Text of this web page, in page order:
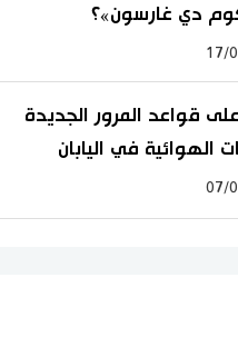
دي غارسون»؟
17/
قواعد المرور الجديدة
الهوائية في اليابان
07/